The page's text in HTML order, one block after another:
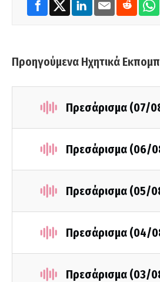
Προηγούμενα Ηχητικά
Πρεσάρισμα (07/
Πρεσάρισμα (06/
Πρεσάρισμα (05/
Πρεσάρισμα (04/
Πρεσάρισμα (03/